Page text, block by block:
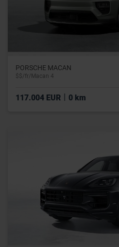
PORSCHE MACAN
$$/fr/Macan 4
117.004 EUR 0 km